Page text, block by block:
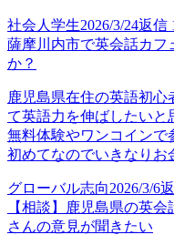
社会人学生2026/3/24返信
薩摩川内市で英会話カフ
か？
鹿児島県在住の英語初心
て英語力を伸ばしたいと
無料体験やワンコインで
初めてなのでいきなりお
グローバル志向2026/3/6
【相談】鹿児島県の英
さんの意見が聞きたい